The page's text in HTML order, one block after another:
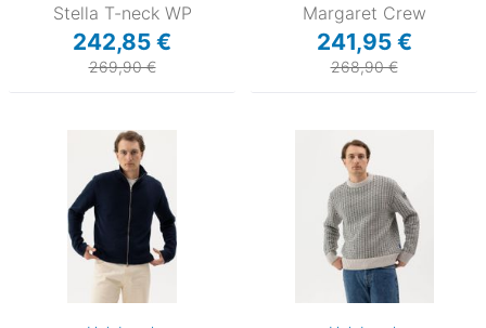
Stella T-neck WP
242,85 €
269,90 €
Margaret Crew
241,95 €
268,90 €